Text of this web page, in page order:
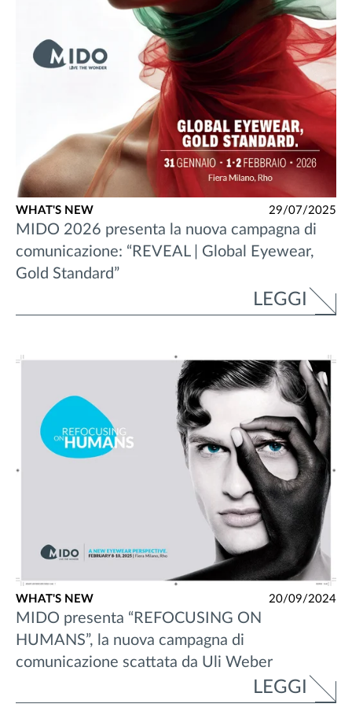
WHAT'S NEW 29/07/2025
MIDO 2026 presenta la nuova campagna di
comunicazione: “REVEAL | Global Eyewear,
Gold Standard”
LEGGI
WHAT'S NEW 20/09/2024
MIDO presenta “REFOCUSING ON
HUMANS”, la nuova campagna di
comunicazione scattata da Uli Weber
LEGGI